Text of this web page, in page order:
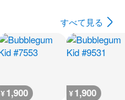
すべて見る
¥1,900 ¥1,900